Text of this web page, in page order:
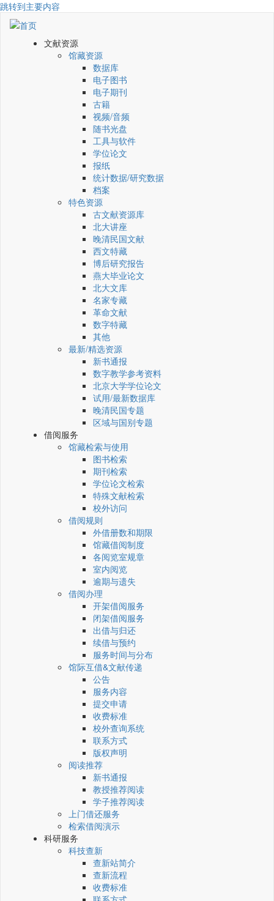
跳转到主要内容
文献资源
馆藏资源
数据库
电子图书
电子期刊
古籍
视频/音频
随书光盘
工具与软件
学位论文
报纸
统计数据/研究数据
档案
特色资源
古文献资源库
北大讲座
晚清民国文献
西文特藏
博后研究报告
燕大毕业论文
北大文库
名家专藏
革命文献
数字特藏
其他
最新/精选资源
新书通报
数字教学参考资料
北京大学学位论文
试用/最新数据库
晚清民国专题
区域与国别专题
借阅服务
馆藏检索与使用
图书检索
期刊检索
学位论文检索
特殊文献检索
校外访问
借阅规则
外借册数和期限
馆藏借阅制度
各阅览室规章
室内阅览
逾期与遗失
借阅办理
开架借阅服务
闭架借阅服务
出借与归还
续借与预约
服务时间与分布
馆际互借&文献传递
公告
服务内容
提交申请
收费标准
校外查询系统
联系方式
版权声明
阅读推荐
新书通报
教授推荐阅读
学子推荐阅读
上门借还服务
检索借阅演示
科研服务
科技查新
查新站简介
查新流程
收费标准